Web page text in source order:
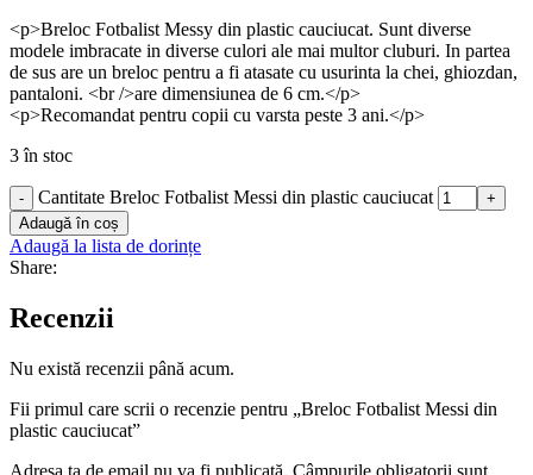
<p>Breloc Fotbalist Messy din plastic cauciucat. Sunt diverse
modele imbracate in diverse culori ale mai multor cluburi. In partea
de sus are un breloc pentru a fi atasate cu usurinta la chei, ghiozdan,
pantaloni. <br />are dimensiunea de 6 cm.</p>
<p>Recomandat pentru copii cu varsta peste 3 ani.</p>
3 în stoc
- Cantitate Breloc Fotbalist Messi din plastic cauciucat
+
Adaugă în coș
Adaugă la lista de dorințe
Share:
Recenzii
Nu există recenzii până acum.
Fii primul care scrii o recenzie pentru „Breloc Fotbalist Messi din
plastic cauciucat”
Adresa ta de email nu va fi publicată. Câmpurile obligatorii sunt